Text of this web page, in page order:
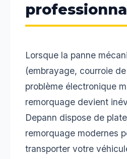
Lorsque la panne
(embrayage, courroie
problème électronique
remorquage devient
Depann dispose de
remorquage modernes
transporter votre